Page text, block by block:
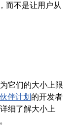
而不是让用户从
它们的大小上限
伴计划的开发者
细了解大小上
。